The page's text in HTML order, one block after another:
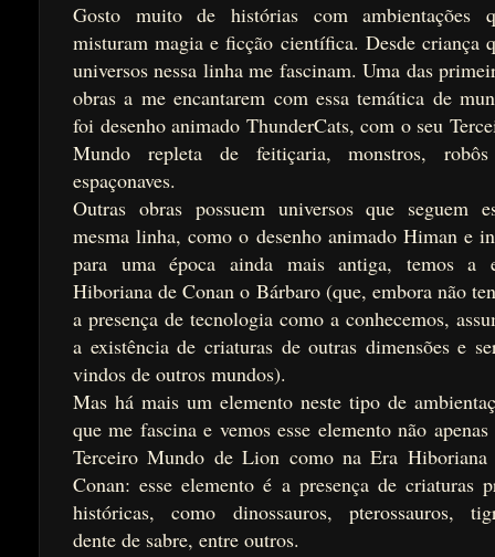
Gosto muito de histórias com ambientações
misturam magia e ficção científica. Desde criança
universos nessa linha me fascinam. Uma das
obras a me encantarem com essa temática de
foi desenho animado ThunderCats, com o seu
Mundo repleta de feitiçaria, monstros,
espaçonaves.
Outras obras possuem universos que seguem
mesma linha, como o desenho animado Himan e
para uma época ainda mais antiga, temos a
Hiboriana de Conan o Bárbaro (que, embora não
a presença de tecnologia como a conhecemos,
a existência de criaturas de outras dimensões e
vindos de outros mundos).
Mas há mais um elemento neste tipo de
que me fascina e vemos esse elemento não apenas
Terceiro Mundo de Lion como na Era Hiboriana
Conan: esse elemento é a presença de criaturas
históricas, como dinossauros, pterossauros,
dente de sabre, entre outros.